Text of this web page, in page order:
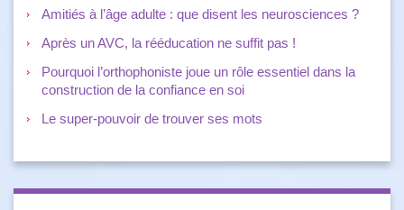
Amitiés à l’âge adulte : que disent les neurosciences ?
Après un AVC, la rééducation ne suffit pas !
Pourquoi l’orthophoniste joue un rôle essentiel dans la
construction de la confiance en soi
Le super-pouvoir de trouver ses mots